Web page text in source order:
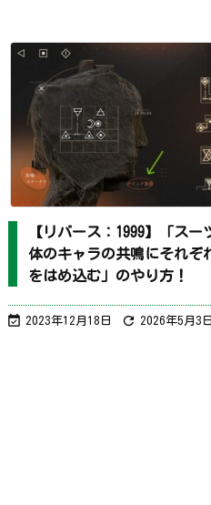
【リバース：1999】「スー
体のキャラの共鳴にそれぞ
をはめ込む」のやり方！
 2023年12月18日  2026年5月3日